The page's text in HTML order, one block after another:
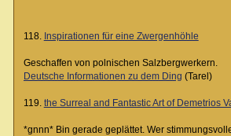
118. Inspirationen für eine Zwergenhöhle
Geschaffen von polnischen Salzbergwerkern.
Deutsche Informationen zu dem Ding (Tarel)
119. the Surreal and Fantastic Art of Demetrios
*gnnn* Bin gerade geplättet. Wer